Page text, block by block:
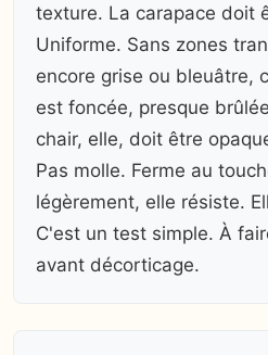
texture. La carapace doit
Uniforme. Sans zones
encore grise ou bleuâtre,
est foncée, presque
chair, elle, doit être
Pas molle. Ferme au
légèrement, elle résiste.
C'est un test simple. À
avant décorticage.